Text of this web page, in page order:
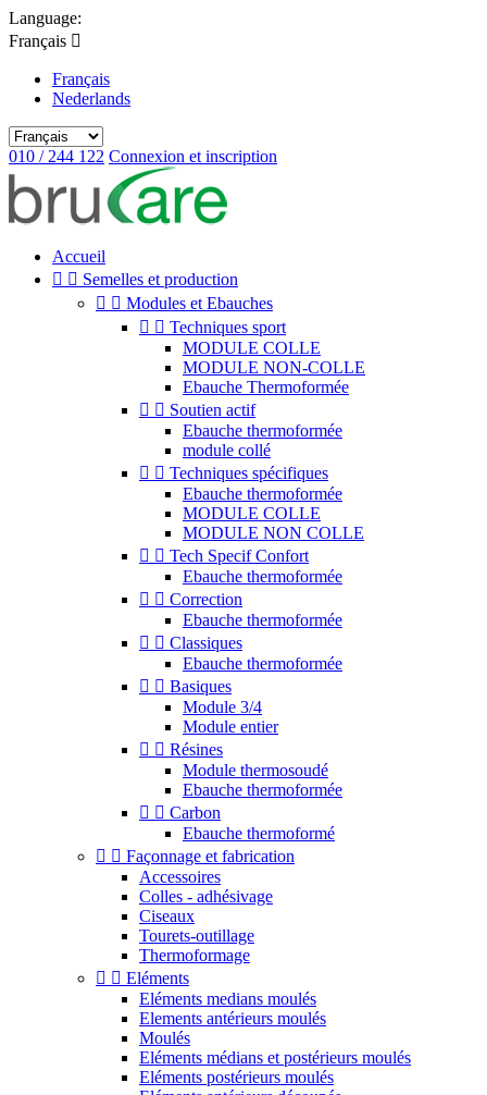
Language:
Français 
Français
Nederlands
010 / 244 122 Connexion et inscription
Accueil
  Semelles et production
  Modules et Ebauches
  Techniques sport
MODULE COLLE
MODULE NON-COLLE
Ebauche Thermoformée
  Soutien actif
Ebauche thermoformée
module collé
  Techniques spécifiques
Ebauche thermoformée
MODULE COLLE
MODULE NON COLLE
  Tech Specif Confort
Ebauche thermoformée
  Correction
Ebauche thermoformée
  Classiques
Ebauche thermoformée
  Basiques
Module 3/4
Module entier
  Résines
Module thermosoudé
Ebauche thermoformée
  Carbon
Ebauche thermoformé
  Façonnage et fabrication
Accessoires
Colles - adhésivage
Ciseaux
Tourets-outillage
Thermoformage
  Eléments
Eléments medians moulés
Elements antérieurs moulés
Moulés
Eléments médians et postérieurs moulés
Eléments postérieurs moulés